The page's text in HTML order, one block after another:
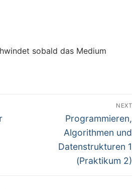
sobald das Medium
NEXT
Next
post:
Programmieren,
Algorithmen und
Datenstrukturen 1
(Praktikum 2)